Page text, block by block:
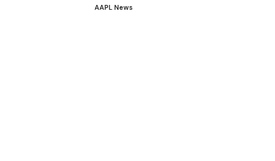
AAPL News